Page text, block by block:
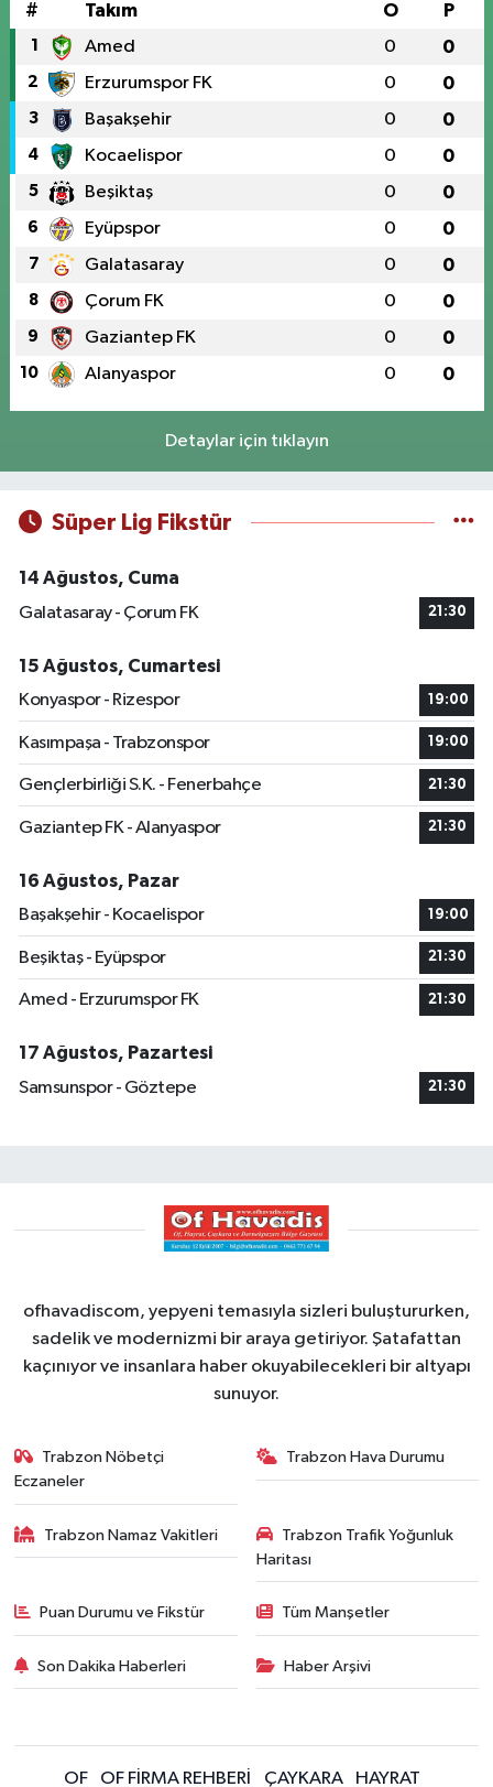
# Takım O P
1 Amed 0 0
2 Erzurumspor FK 0 0
3 Başakşehir 0 0
4 Kocaelispor 0 0
5 Beşiktaş 0 0
6 Eyüpspor 0 0
7 Galatasaray 0 0
8 Çorum FK 0 0
9 Gaziantep FK 0 0
10 Alanyaspor 0 0
Detaylar için tıklayın
Süper Lig Fikstür
14 Ağustos, Cuma
Galatasaray - Çorum FK
21:30
15 Ağustos, Cumartesi
Konyaspor - Rizespor
19:00
Kasımpaşa - Trabzonspor 19:00
Gençlerbirliği S.K. - Fenerbahçe 21:30
Gaziantep FK - Alanyaspor 21:30
16 Ağustos, Pazar
Başakşehir - Kocaelispor
19:00
Beşiktaş - Eyüpspor 21:30
Amed - Erzurumspor FK 21:30
17 Ağustos, Pazartesi
Samsunspor - Göztepe
21:30
ofhavadiscom, yepyeni temasıyla sizleri buluştururken,
sadelik ve modernizmi bir araya getiriyor. Şatafattan
kaçınıyor ve insanlara haber okuyabilecekleri bir altyapı
sunuyor.
Trabzon Nöbetçi
Eczaneler
Trabzon Hava Durumu
Trabzon Namaz Vakitleri
Trabzon Trafik Yoğunluk
Haritası
Puan Durumu ve Fikstür Tüm Manşetler
Son Dakika Haberleri Haber Arşivi
OF OF FİRMA REHBERİ ÇAYKARA HAYRAT